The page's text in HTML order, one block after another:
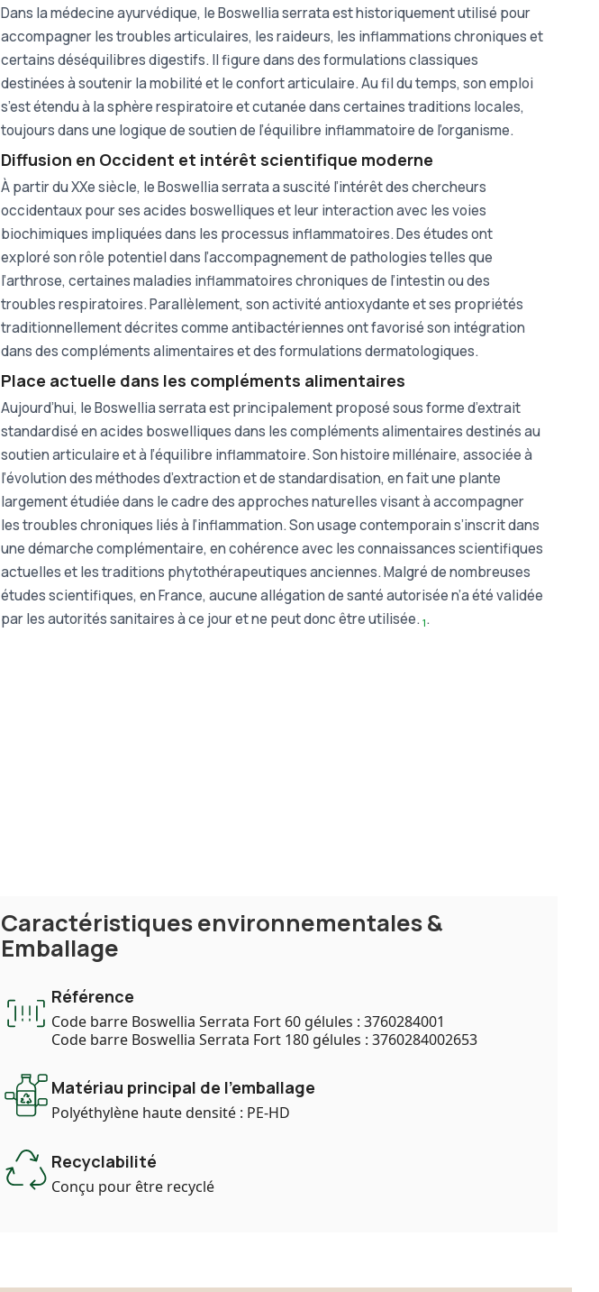
Dans la médecine ayurvédique, le Boswellia serrata est historiquement utilisé pour
accompagner les troubles articulaires, les raideurs, les inflammations chroniques et
certains déséquilibres digestifs. Il figure dans des formulations classiques
destinées à soutenir la mobilité et le confort articulaire. Au fil du temps, son emploi
s’est étendu à la sphère respiratoire et cutanée dans certaines traditions locales,
toujours dans une logique de soutien de l’équilibre inflammatoire de l’organisme.
Diffusion en Occident et intérêt scientifique moderne
À partir du XXe siècle, le Boswellia serrata a suscité l’intérêt des chercheurs
occidentaux pour ses acides boswelliques et leur interaction avec les voies
biochimiques impliquées dans les processus inflammatoires. Des études ont
exploré son rôle potentiel dans l’accompagnement de pathologies telles que
l’arthrose, certaines maladies inflammatoires chroniques de l’intestin ou des
troubles respiratoires. Parallèlement, son activité antioxydante et ses propriétés
traditionnellement décrites comme antibactériennes ont favorisé son intégration
dans des compléments alimentaires et des formulations dermatologiques.
Place actuelle dans les compléments alimentaires
Aujourd’hui, le Boswellia serrata est principalement proposé sous forme d’extrait
standardisé en acides boswelliques dans les compléments alimentaires destinés au
soutien articulaire et à l’équilibre inflammatoire. Son histoire millénaire, associée à
l’évolution des méthodes d’extraction et de standardisation, en fait une plante
largement étudiée dans le cadre des approches naturelles visant à accompagner
les troubles chroniques liés à l’inflammation. Son usage contemporain s’inscrit dans
une démarche complémentaire, en cohérence avec les connaissances scientifiques
actuelles et les traditions phytothérapeutiques anciennes. Malgré de nombreuses
études scientifiques, en France, aucune allégation de santé autorisée n’a été validée
par les autorités sanitaires à ce jour et ne peut donc être utilisée. 1.
Caractéristiques environnementales &
Emballage
Référence
Code barre Boswellia Serrata Fort 60 gélules : 3760284001
Code barre Boswellia Serrata Fort 180 gélules : 3760284002653
Matériau principal de l'emballage
Polyéthylène haute densité : PE-HD
Recyclabilité
Conçu pour être recyclé